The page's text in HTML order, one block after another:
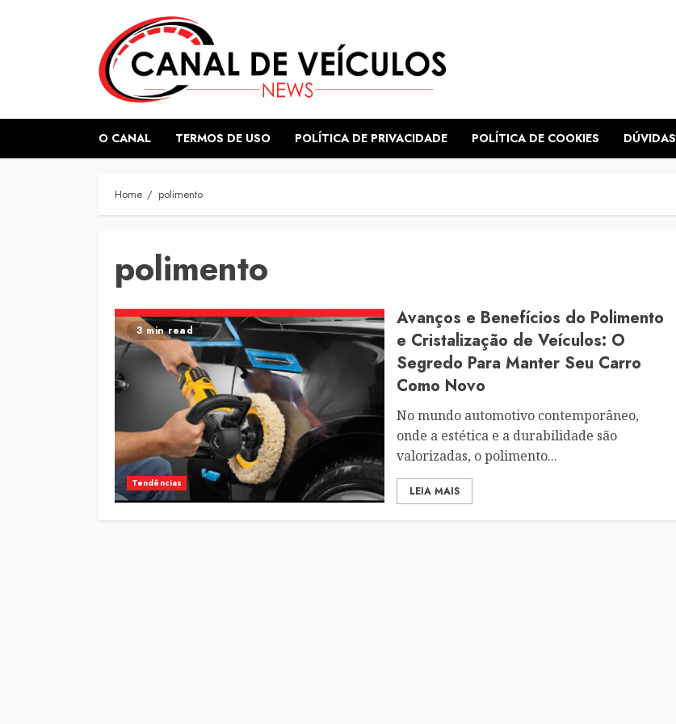
O CANAL TERMOS DE USO POLÍTICA DE PRIVACIDADE POLÍTICA DE COOKIES DÚVIDAS
Home polimento
polimento
3 min read
Tendências
Avanços e Benefícios do Polimento
e Cristalização de Veículos: O
Segredo Para Manter Seu Carro
Como Novo
No mundo automotivo contemporâneo,
onde a estética e a durabilidade são
valorizadas, o polimento...
LEIA MAIS